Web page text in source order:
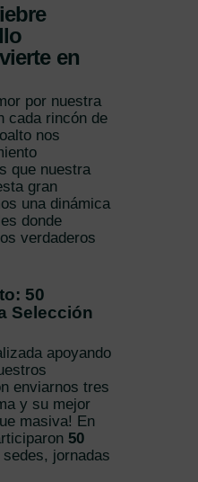
en
por nuestra
cada rincón de
nos
que nuestra
gran
una dinámica
donde
verdaderos
50
Selección
apoyando
enviarnos tres
y su mejor
masiva! En
50
jornadas